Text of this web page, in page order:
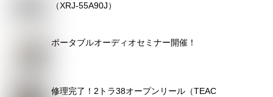
（XRJ-55A90J）
ポータブルオーディオセミナー開催！
修理完了！2トラ38オープンリール（TEAC